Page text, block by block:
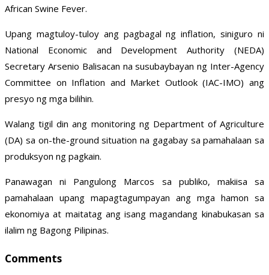
African Swine Fever.
Upang magtuloy-tuloy ang pagbagal ng inflation, siniguro ni
National Economic and Development Authority (NEDA)
Secretary Arsenio Balisacan na susubaybayan ng Inter-Agency
Committee on Inflation and Market Outlook (IAC-IMO) ang
presyo ng mga bilihin.
Walang tigil din ang monitoring ng Department of Agriculture
(DA) sa on-the-ground situation na gagabay sa pamahalaan sa
produksyon ng pagkain.
Panawagan ni Pangulong Marcos sa publiko, makiisa sa
pamahalaan upang mapagtagumpayan ang mga hamon sa
ekonomiya at maitatag ang isang magandang kinabukasan sa
ilalim ng Bagong Pilipinas.
Comments